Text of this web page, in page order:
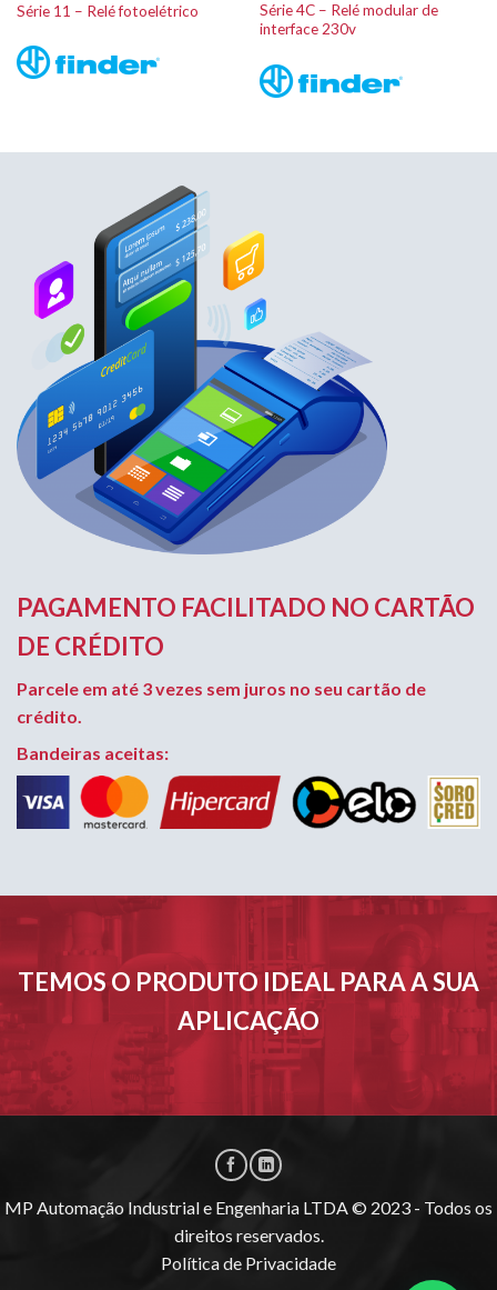
Série 11 – Relé fotoelétrico
Série 4C – Relé modular de
interface 230v
PAGAMENTO FACILITADO NO CARTÃO
DE CRÉDITO
Parcele em até 3 vezes sem juros no seu cartão de
crédito.
Bandeiras aceitas:
TEMOS O PRODUTO IDEAL PARA A SUA
APLICAÇÃO
MP Automação Industrial e Engenharia LTDA © 2023 - Todos os
direitos reservados.
Política de Privacidade